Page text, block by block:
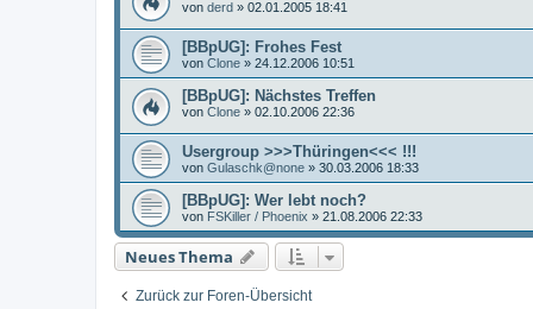
von derd » 02.01.2005 18:41
[BBpUG]: Frohes Fest
von Clone » 24.12.2006 10:51
[BBpUG]: Nächstes Treffen
von Clone » 02.10.2006 22:36
Usergroup >>>Thüringen<<< !!!
von Gulaschk@none » 30.03.2006 18:33
[BBpUG]: Wer lebt noch?
von FSKiller / Phoenix » 21.08.2006 22:33
Neues Thema
Zurück zur Foren-Übersicht